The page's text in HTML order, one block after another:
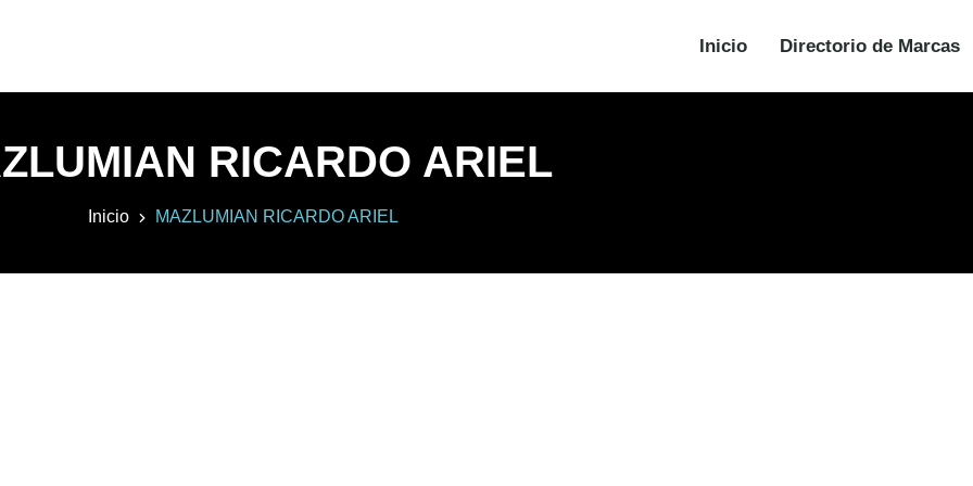
Inicio Directorio de Marcas
RICARDO ARIEL
Inicio MAZLUMIAN RICARDO ARIEL